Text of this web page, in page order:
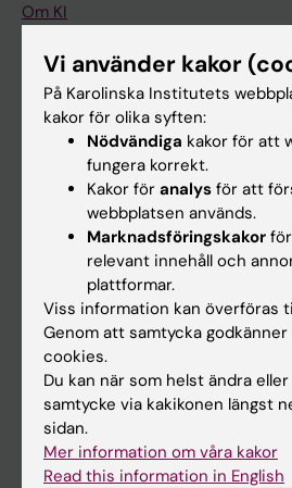
Om KI
På gång
Nyheter
Kalender
Schema
Studentmejlen
Kurs- och programwebbar
Student på KI
Vi använder kakor
På Karolinska Institutets
kakor för olika syften:
Nödvändiga kakor för att
fungera korrekt.
Kakor för analys för att
webbplatsen används.
Marknadsföringskakor
relevant innehåll och
plattformar.
Viss information kan överföras
Genom att samtycka
cookies.
Du kan när som helst ändra
samtycke via kakikonen längst
sidan.
Mer information om våra kakor
Read this information in English